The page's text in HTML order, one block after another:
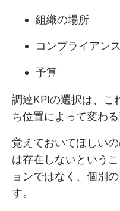
組織の場所
コンプライアン
予算
調達KPIの選択は、こ
ち位置によって変わる
覚えておいてほしい
は存在しないという
ョンではなく、個別
す。